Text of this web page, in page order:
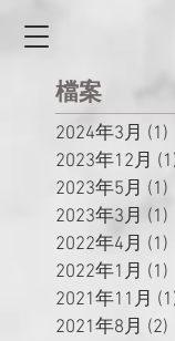
檔案
2024年3月 (1)
2023年12月
2023年5月 (1)
2023年3月 (1)
2022年4月 (1)
2022年1月 (1)
2021年11月
2021年8月 (2)